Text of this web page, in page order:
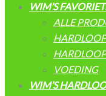
WIM’S
ALLE
VOEDING
WIM’S